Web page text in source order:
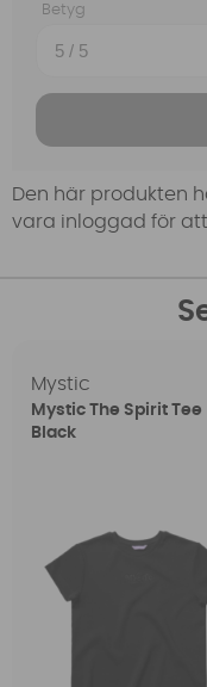
Betyg
Den här produkten
vara inloggad för
Mystic
Mystic The Spirit Tee
Black